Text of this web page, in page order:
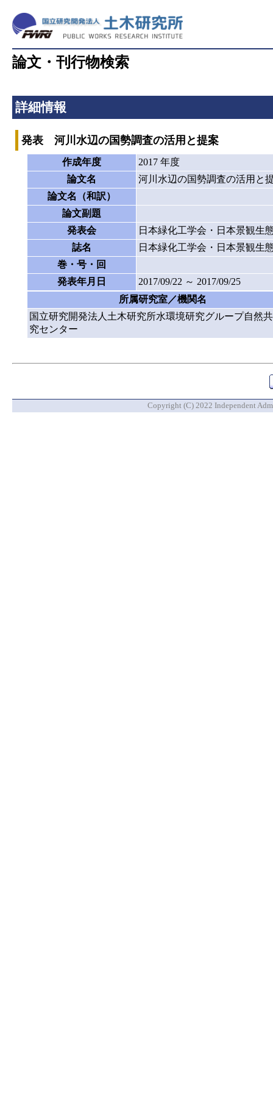
論文・刊行物検索
詳細情報
発表 河川水辺の国勢調査の活用と提案
作成年度
2017 年度
論文名
河川水辺の国勢調査の活用と
論文名（和訳）
論文副題
発表会
日本緑化工学会・日本景観生
誌名
日本緑化工学会・日本景観生
巻・号・回
発表年月日
2017/09/22 ～ 2017/09/25
所属研究室／機関名
国立研究開発法人土木研究所水環境研究グループ自然
究センター
Copyright (C) 2022 Independent